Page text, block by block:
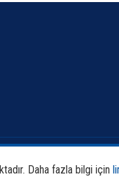
Daha fazla bilgi için